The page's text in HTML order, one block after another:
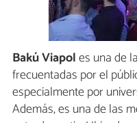
Bakú Viapoles una de
frecuentadas por el
especialmente por
Además, es una de las